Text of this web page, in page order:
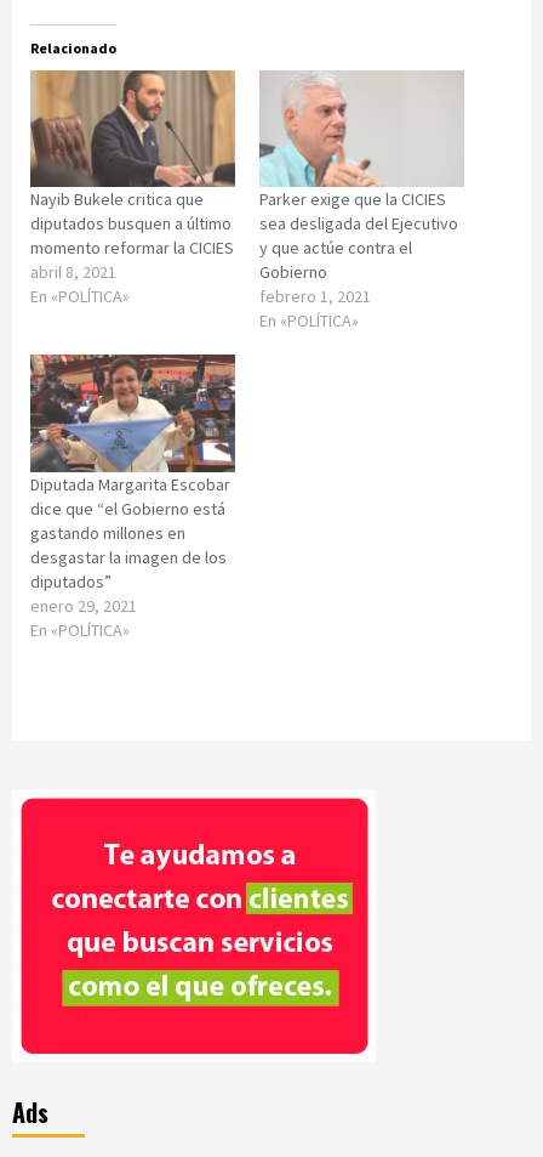
Relacionado
Nayib Bukele critica que
diputados busquen a último
momento reformar la CICIES
abril 8, 2021
En «POLÍTICA»
Parker exige que la CICIES
sea desligada del Ejecutivo
y que actúe contra el
Gobierno
febrero 1, 2021
En «POLÍTICA»
Diputada Margarita Escobar
dice que “el Gobierno está
gastando millones en
desgastar la imagen de los
diputados”
enero 29, 2021
En «POLÍTICA»
Ads